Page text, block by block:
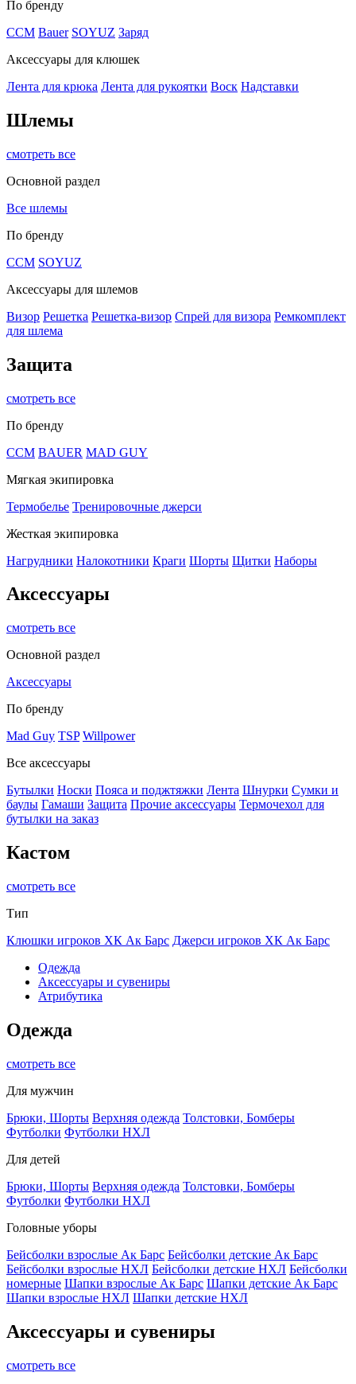
По бренду
CCM Bauer SOYUZ Заряд
Аксессуары для клюшек
Лента для крюка Лента для рукоятки Воск Надставки
Шлемы
смотреть все
Основной раздел
Все шлемы
По бренду
CCM SOYUZ
Аксессуары для шлемов
Визор Решетка Решетка-визор Спрей для визора Ремкомплект
для шлема
Защита
смотреть все
По бренду
CCM BAUER MAD GUY
Мягкая экипировка
Термобелье Тренировочные джерси
Жесткая экипировка
Нагрудники Налокотники Краги Шорты Щитки Наборы
Аксессуары
смотреть все
Основной раздел
Аксессуары
По бренду
Mad Guy TSP Willpower
Все аксессуары
Бутылки Носки Пояса и поджтяжки Лента Шнурки Сумки и
баулы Гамаши Защита Прочие аксессуары Термочехол для
бутылки на заказ
Кастом
смотреть все
Тип
Клюшки игроков ХК Ак Барс Джерси игроков ХК Ак Барс
Одежда
Аксессуары и сувениры
Атрибутика
Одежда
смотреть все
Для мужчин
Брюки, Шорты Верхняя одежда Толстовки, Бомберы
Футболки Футболки НХЛ
Для детей
Брюки, Шорты Верхняя одежда Толстовки, Бомберы
Футболки Футболки НХЛ
Головные уборы
Бейсболки взрослые Ак Барс Бейсболки детские Ак Барс
Бейсболки взрослые НХЛ Бейсболки детские НХЛ Бейсболки
номерные Шапки взрослые Ак Барс Шапки детские Ак Барс
Шапки взрослые НХЛ Шапки детские НХЛ
Аксессуары и сувениры
смотреть все